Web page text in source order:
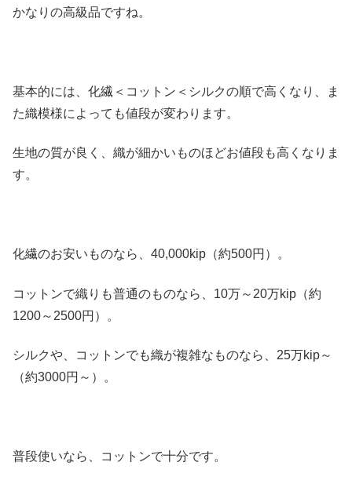
かなりの高級品ですね。
基本的には、化繊＜コットン＜シルクの順で高くなり、ま
た織模様によっても値段が変わります。
生地の質が良く、織が細かいものほどお値段も高くなりま
す。
化繊のお安いものなら、40,000kip（約500円）。
コットンで織りも普通のものなら、10万～20万kip（約
1200～2500円）。
シルクや、コットンでも織が複雑なものなら、25万kip～
（約3000円～）。
普段使いなら、コットンで十分です。